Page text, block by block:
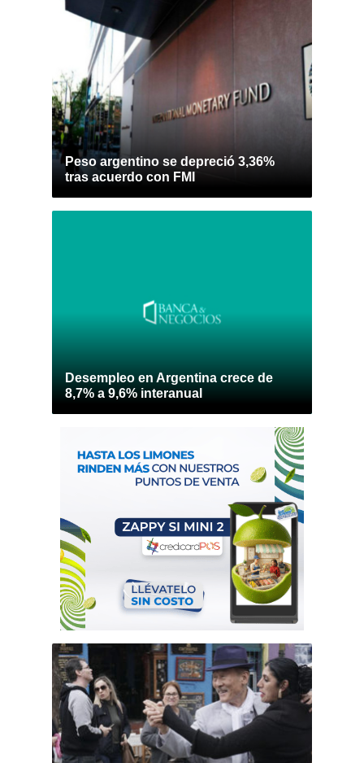
Peso argentino se depreció 3,36%
tras acuerdo con FMI
Desempleo en Argentina crece de
8,7% a 9,6% interanual